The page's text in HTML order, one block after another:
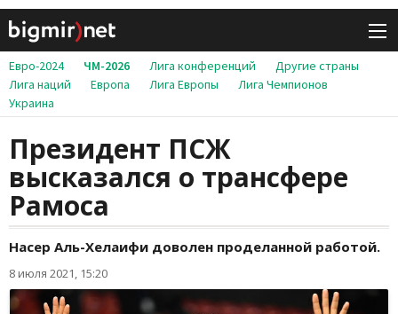
Евро-2024 ЧМ-2026 Лига конференций
Другие страны
Лига наций
Европа Лига Европы
Лига Чемпионов
Украина
Президент ПСЖ
высказался о трансфере
Рамоса
Насер Аль-Хелаифи доволен проделанной работой.
8 июля 2021, 15:20